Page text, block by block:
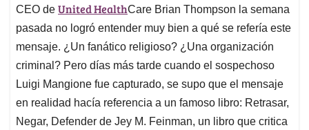
p
p
o
k
I
n
s
CEO de United HealthCare Brian Thompson la semana
pasada no logró entender muy bien a qué se refería este
mensaje. ¿Un fanático religioso? ¿Una organización
criminal? Pero días más tarde cuando el sospechoso
Luigi Mangione fue capturado, se supo que el mensaje
en realidad hacía referencia a un famoso libro: Retrasar,
Negar, Defender de Jey M. Feinman, un libro que critica